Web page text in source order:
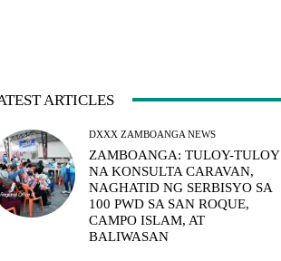
ARTICLES
DXXX ZAMBOANGA NEWS
ZAMBOANGA: TULOY-TULOY
NA KONSULTA CARAVAN,
NAGHATID NG SERBISYO SA
100 PWD SA SAN ROQUE,
CAMPO ISLAM, AT
BALIWASAN